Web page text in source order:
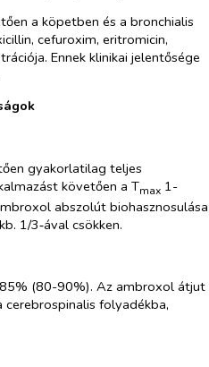
a köpetben és a bronchialis
cefuroxim, eritromicin,
Ennek klinikai jelentősége
gyakorlatilag teljes
követően a Tmax 1-
abszolút biohasznosulása
1/3‑ával csökken.
(80-90%). Az ambroxol átjut
folyadékba,